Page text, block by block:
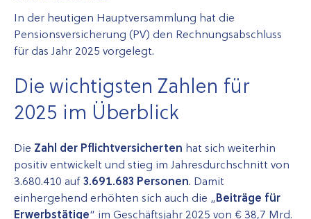
In der heutigen Hauptversammlung hat die
Pensionsversicherung (PV) den Rechnungsabschluss
für das Jahr 2025 vorgelegt.
Die wichtigsten Zahlen für
2025 im Überblick
Die Zahl der Pflichtversicherten hat sich weiterhin
positiv entwickelt und stieg im Jahresdurchschnitt von
3.680.410 auf3.691.683 Personen. Damit
einhergehend erhöhten sich auch die „Beiträge für
Erwerbstätige“ im Geschäftsjahr 2025 von € 38,7 Mrd.